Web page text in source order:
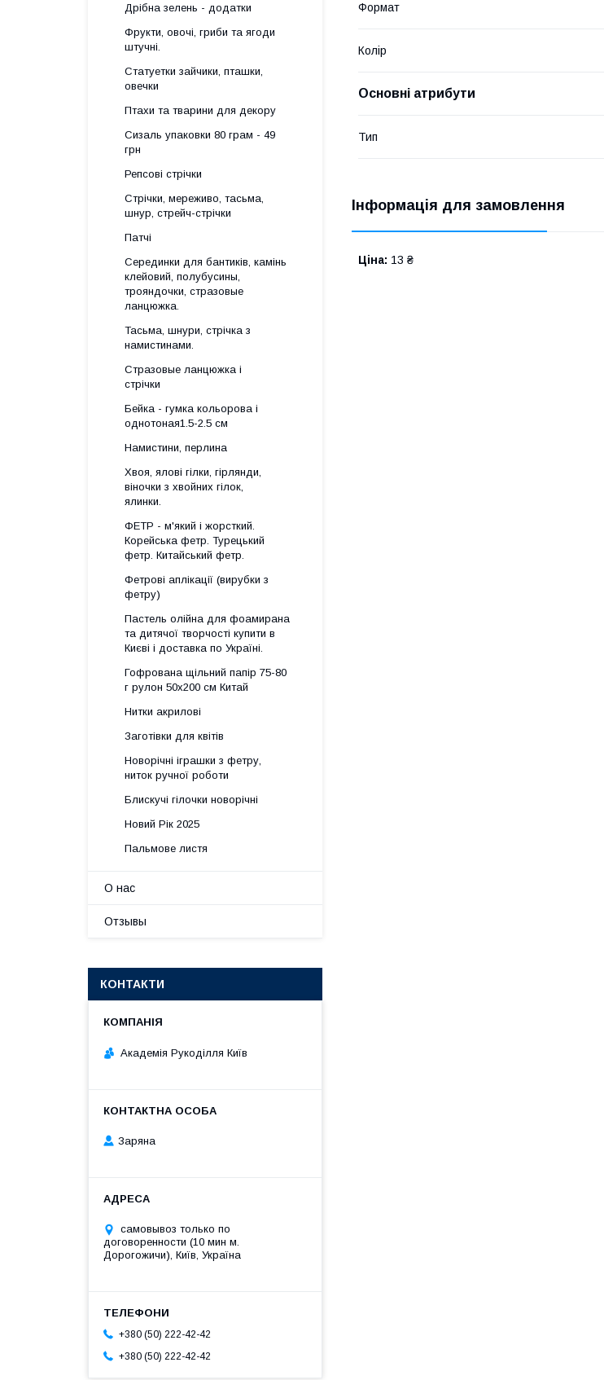
Формат
Колір
Основні атрибути
Тип
Інформація для замовлення
Ціна: 13 ₴
Дрібна зелень - додатки
Фрукти, овочі, гриби та ягоди
штучні.
Статуетки зайчики, пташки,
овечки
Птахи та тварини для декору
Сизаль упаковки 80 грам - 49
грн
Репсові стрічки
Стрічки, мереживо, тасьма,
шнур, стрейч-стрічки
Патчі
Серединки для бантиків, камінь
клейовий, полубусины,
трояндочки, стразовые
ланцюжка.
Тасьма, шнури, стрічка з
намистинами.
Стразовые ланцюжка і
стрічки
Бейка - гумка кольорова і
однотоная1.5-2.5 см
Намистини, перлина
Хвоя, ялові гілки, гірлянди,
віночки з хвойних гілок,
ялинки.
ФЕТР - м'який і жорсткий.
Корейська фетр. Турецький
фетр. Китайський фетр.
Фетрові аплікації (вирубки з
фетру)
Пастель олійна для фоамирана
та дитячої творчості купити в
Києві і доставка по Україні.
Гофрована щільний папір 75-80
г рулон 50х200 см Китай
Нитки акрилові
Заготівки для квітів
Новорічні іграшки з фетру,
ниток ручної роботи
Блискучі гілочки новорічні
Новий Рік 2025
Пальмове листя
О нас
Отзывы
КОНТАКТИ
Академія Рукоділля Київ
Заряна
самовывоз только по
договоренности (10 мин м.
Дорогожичи), Київ, Україна
+380 (50) 222-42-42
+380 (50) 222-42-42